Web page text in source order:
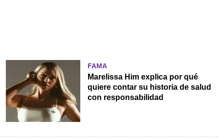
FAMA
Marelissa Him explica por qué
quiere contar su historia de salud
con responsabilidad